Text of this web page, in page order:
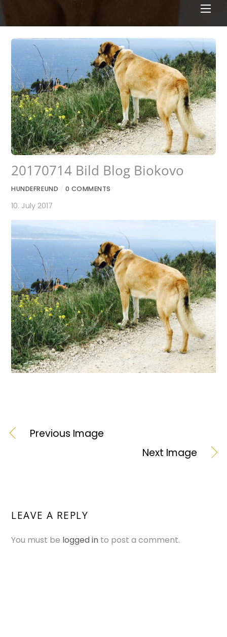
20170714 Bild Blog Biokovo
HUNDEFREUND 0 COMMENTS
10. July 2017
Previous Image
Next Image
LEAVE A REPLY
You must be logged in to post a comment.